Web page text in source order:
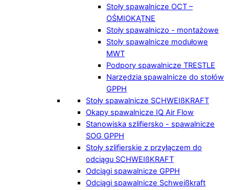
Stoły spawalnicze OCT –
OŚMIOKĄTNE
Stoły spawalniczo - montażowe
Stoły spawalnicze modułowe
MWT
Podpory spawalnicze TRESTLE
Narzędzia spawalnicze do stołów
GPPH
Stoły spawalnicze SCHWEIßKRAFT
Okapy spawalnicze IQ Air Flow
Stanowiska szlifiersko - spawalnicze
SOG GPPH
Stoły szlifierskie z przyłączem do
odciągu SCHWEIßKRAFT
Odciągi spawalnicze GPPH
Odciągi spawalnicze Schweißkraft